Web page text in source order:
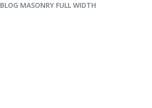
BLOG MASONRY FULL WIDTH